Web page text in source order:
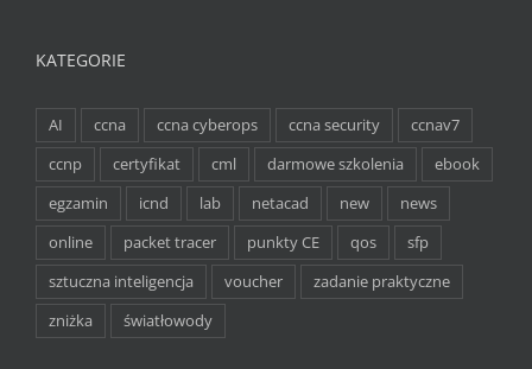
KATEGORIE
AI ccna ccna cyberops ccna security
ccnav7
ccnp
certyfikat cml darmowe szkolenia
ebook
egzamin
icnd lab netacad new
news
online
packet tracer punkty CE qos
sfp
sztuczna inteligencja
voucher
zadanie praktyczne
zniżka
światłowody